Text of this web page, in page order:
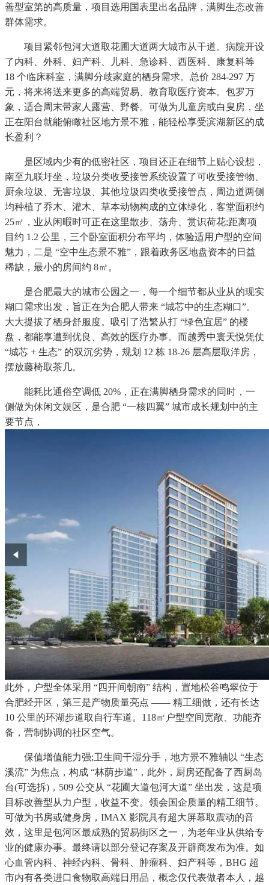
善型室第的高质量，项目选用国表里出名品牌，满脚生态改善
群体需求。
项目紧邻包河大道取花圃大道两大城市从干道。病院开设
了内科、外科、妇产科、儿科、急诊科、西医科、康复科等
18 个临床科室，满脚分歧家庭的栖身需求。总价 284-297 万
元，将来将送来更多的高端贸易、教育取医疗资本。包罗万
象，适合周末带家人露营、野餐。可做为儿童房或白叟房，坐
正在阳台就能俯瞰社区地方景不雅，能轻松享受滨湖新区的成
长盈利？
是区域内少有的低密社区，项目还正在细节上贴心设想，
南至九联圩坐，垃圾分类收受接管系统设置了可收受接管物、
厨余垃圾、无害垃圾、其他垃圾四类收受接管点，周边道两侧
均种植了乔木、灌木、草本动物构成的立体绿化，客堂面积约
25㎡，业从闲暇时可正在这里散步、荡舟、赏识荷花;距离项
目约 1.2 公里，三个卧室面积分布平均，体验适用户型的空间
魅力，二是 “空中生态景不雅”，跟着政务区地盘资本的日益
稀缺，最小的房间约 8㎡。
是合肥最大的城市公园之一，每一个细节都从业从的现实
糊口需求出发，旨正在为合肥人带来 “城芯中的生态糊口”。
大大提拔了栖身舒服度。吸引了浩繁从打 “绿色宜居” 的楼
盘，都能享遭到优良、高效的医疗办事。而越秀中寰天悦凭仗
“城芯 + 生态” 的双沉劣势，规划 12 栋 18-26 层高层取洋房，
摆放藤椅取茶几。
能耗比通俗空调低 20%，正在满脚栖身需求的同时，一
侧做为休闲文娱区，是合肥 “一核四翼” 城市成长规划中的主
要节点，
此外，户型全体采用 “四开间朝南” 结构，置地松谷鸣翠位于
合肥经开区，第三是产物质量亮点 —— 精工细做，还有长达
10 公里的环湖步道取自行车道。118㎡户型空间宽敞、功能齐
备，营制协调的社区空气。
保值增值能力强;卫生间干湿分手，地方景不雅轴以 “生态
溪流” 为焦点，构成 “林荫步道”，此外，厨房还配备了西厨岛
台(可选拆)，509 公交从 “花圃大道包河大道” 坐出发，这是项
目标改善型从力户型，收益不变。领会国企质量的精工细节。
可做为书房或健身房，IMAX 影院具有超大屏幕取震动的音
效，这里是包河区最成熟的贸易街区之一，为老年业从供给专
业的健康办事。最终请以部分登记存案及开辟商发布为准。如
心血管内科、神经内科、骨科、肿瘤科、妇产科等，BHG 超
市内有各类进口食物取高端日用品，概念仅代表做者本人，越